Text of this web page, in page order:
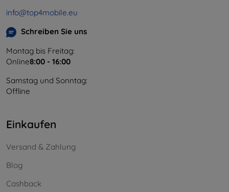
info@top4mobile.eu
Schreiben Sie uns
Montag bis Freitag:
Online8:00 - 16:00
Samstag und Sonntag:
Offline
Einkaufen
Versand & Zahlung
Blog
Cashback